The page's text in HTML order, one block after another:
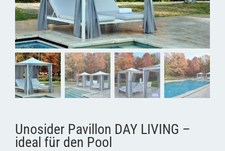
Unosider Pavillon DAY LIVING –
ideal für den Pool